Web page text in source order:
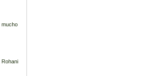
mucho
Rohani